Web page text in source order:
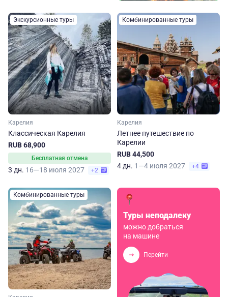
Экскурсионные туры
Карелия
Классическая Карелия
RUB 68,900
Бесплатная отмена
3 дн. 16—18 июля 2027 +2
Комбинированные туры
Карелия
Летнее путешествие по
Карелии
RUB 44,500
4 дн. 1—4 июля 2027 +4
Комбинированные туры
Туры неподалеку
можно добраться
на машине
Перейти